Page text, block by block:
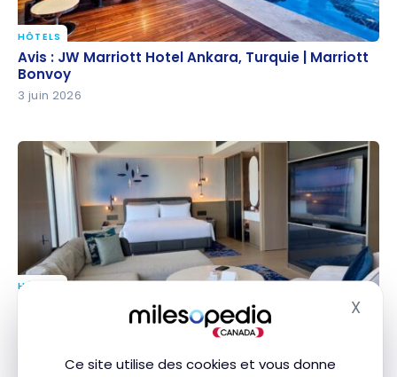
Ce site utilise des cookies et vous donne
X
Avis : JW Marriott Hotel Ankara, Turquie | Marriott
Bonvoy
HÔTELS
Avis : JW Marriott Hotel Ankara, Turquie | Marriott
Bonvoy
3 juin 2026
Avis : Marriott Nagasaki, Japon | Marriott Bonvoy
HÔTELS
Avis : Marriott Nagasaki, Japon | Marriott Bonvoy